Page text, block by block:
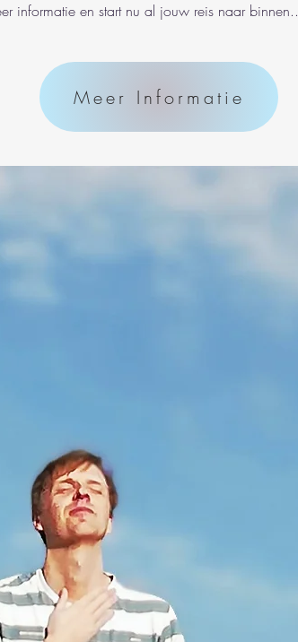
informatie en start nu al jouw reis naar binnen..
Meer Informatie